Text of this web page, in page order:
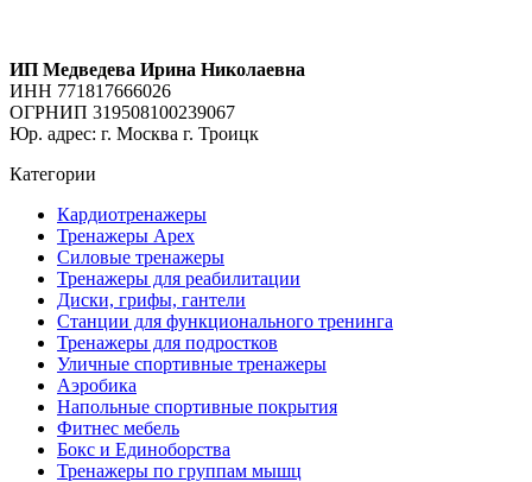
ИП Медведева Ирина Николаевна
ИНН 771817666026
ОГРНИП 319508100239067
Юр. адрес: г. Москва г. Троицк
Категории
Кардиотренажеры
Тренажеры Apex
Силовые тренажеры
Тренажеры для реабилитации
Диски, грифы, гантели
Станции для функционального тренинга
Тренажеры для подростков
Уличные спортивные тренажеры
Аэробика
Напольные спортивные покрытия
Фитнес мебель
Бокс и Единоборства
Тренажеры по группам мышц